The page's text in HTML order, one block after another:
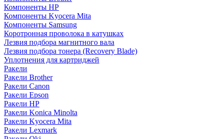
Компоненты HP
Компоненты Kyocera Mita
Компоненты Samsung
Коротронная проволока в катушках
Лезвия подбора магнитного вала
Лезвия подбора тонера (Recovery Blade)
Уплотнения для картриджей
Ракели
Ракели Brother
Ракели Canon
Ракели Epson
Ракели HP
Ракели Konica Minolta
Ракели Kyocera Mita
Ракели Lexmark